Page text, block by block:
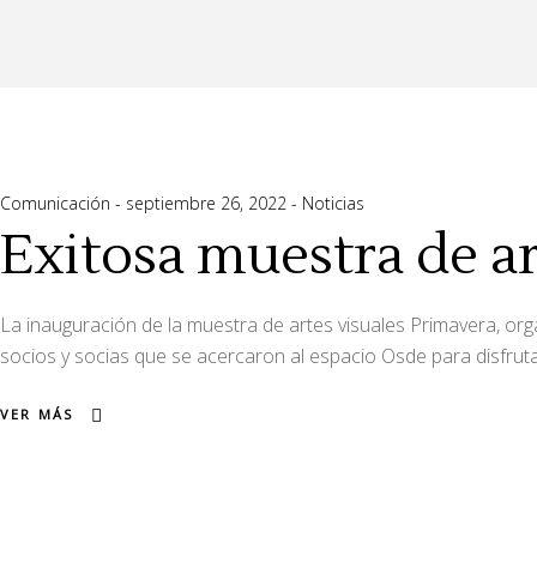
Comunicación septiembre 26, 2022 Noticias
Exitosa muestra de
La inauguración de la muestra de artes visuales Primavera,
socios y socias que se acercaron al espacio Osde para
VER MÁS